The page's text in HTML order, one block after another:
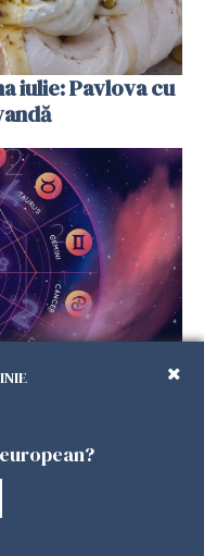
iulie: Pavlova cu